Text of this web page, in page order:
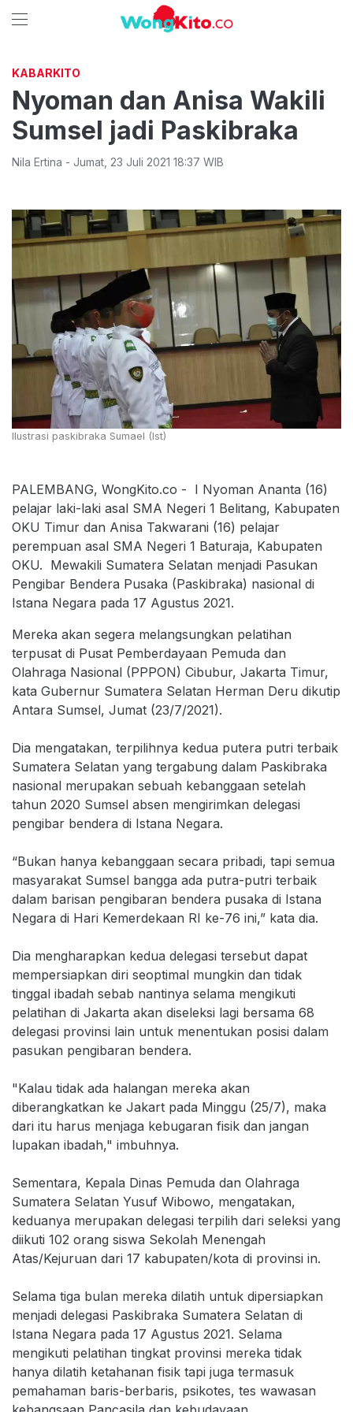
KABARKITO
Nyoman dan Anisa Wakili
Sumsel jadi Paskibraka
Nila Ertina - Jumat 23 Juli 2021 18:37 WIB
Ilustrasi paskibraka Sumael (Ist)
PALEMBANG, WongKito.co - I Nyoman Ananta (16)
pelajar laki-laki asal SMA Negeri 1 Belitang, Kabupaten
OKU Timur dan Anisa Takwarani (16) pelajar
perempuan asal SMA Negeri 1 Baturaja, Kabupaten
OKU. Mewakili Sumatera Selatan menjadi Pasukan
Pengibar Bendera Pusaka (Paskibraka) nasional di
Istana Negara pada 17 Agustus 2021.
Mereka akan segera melangsungkan pelatihan
terpusat di Pusat Pemberdayaan Pemuda dan
Olahraga Nasional (PPPON) Cibubur, Jakarta Timur,
kata Gubernur Sumatera Selatan Herman Deru dikutip
Antara Sumsel, Jumat (23/7/2021).
Dia mengatakan, terpilihnya kedua putera putri terbaik
Sumatera Selatan yang tergabung dalam Paskibraka
nasional merupakan sebuah kebanggaan setelah
tahun 2020 Sumsel absen mengirimkan delegasi
pengibar bendera di Istana Negara.
“Bukan hanya kebanggaan secara pribadi, tapi semua
masyarakat Sumsel bangga ada putra-putri terbaik
dalam barisan pengibaran bendera pusaka di Istana
Negara di Hari Kemerdekaan RI ke-76 ini,” kata dia.
Dia mengharapkan kedua delegasi tersebut dapat
mempersiapkan diri seoptimal mungkin dan tidak
tinggal ibadah sebab nantinya selama mengikuti
pelatihan di Jakarta akan diseleksi lagi bersama 68
delegasi provinsi lain untuk menentukan posisi dalam
pasukan pengibaran bendera.
"Kalau tidak ada halangan mereka akan
diberangkatkan ke Jakart pada Minggu (25/7), maka
dari itu harus menjaga kebugaran fisik dan jangan
lupakan ibadah," imbuhnya.
Sementara, Kepala Dinas Pemuda dan Olahraga
Sumatera Selatan Yusuf Wibowo, mengatakan,
keduanya merupakan delegasi terpilih dari seleksi yang
diikuti 102 orang siswa Sekolah Menengah
Atas/Kejuruan dari 17 kabupaten/kota di provinsi in.
Selama tiga bulan mereka dilatih untuk dipersiapkan
menjadi delegasi Paskibraka Sumatera Selatan di
Istana Negara pada 17 Agustus 2021. Selama
mengikuti pelatihan tingkat provinsi mereka tidak
hanya dilatih ketahanan fisik tapi juga termasuk
pemahaman baris-berbaris, psikotes, tes wawasan